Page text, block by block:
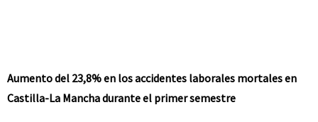
Aumento del 23,8% en los accidentes laborales mortales en
Castilla-La Mancha durante el primer semestre